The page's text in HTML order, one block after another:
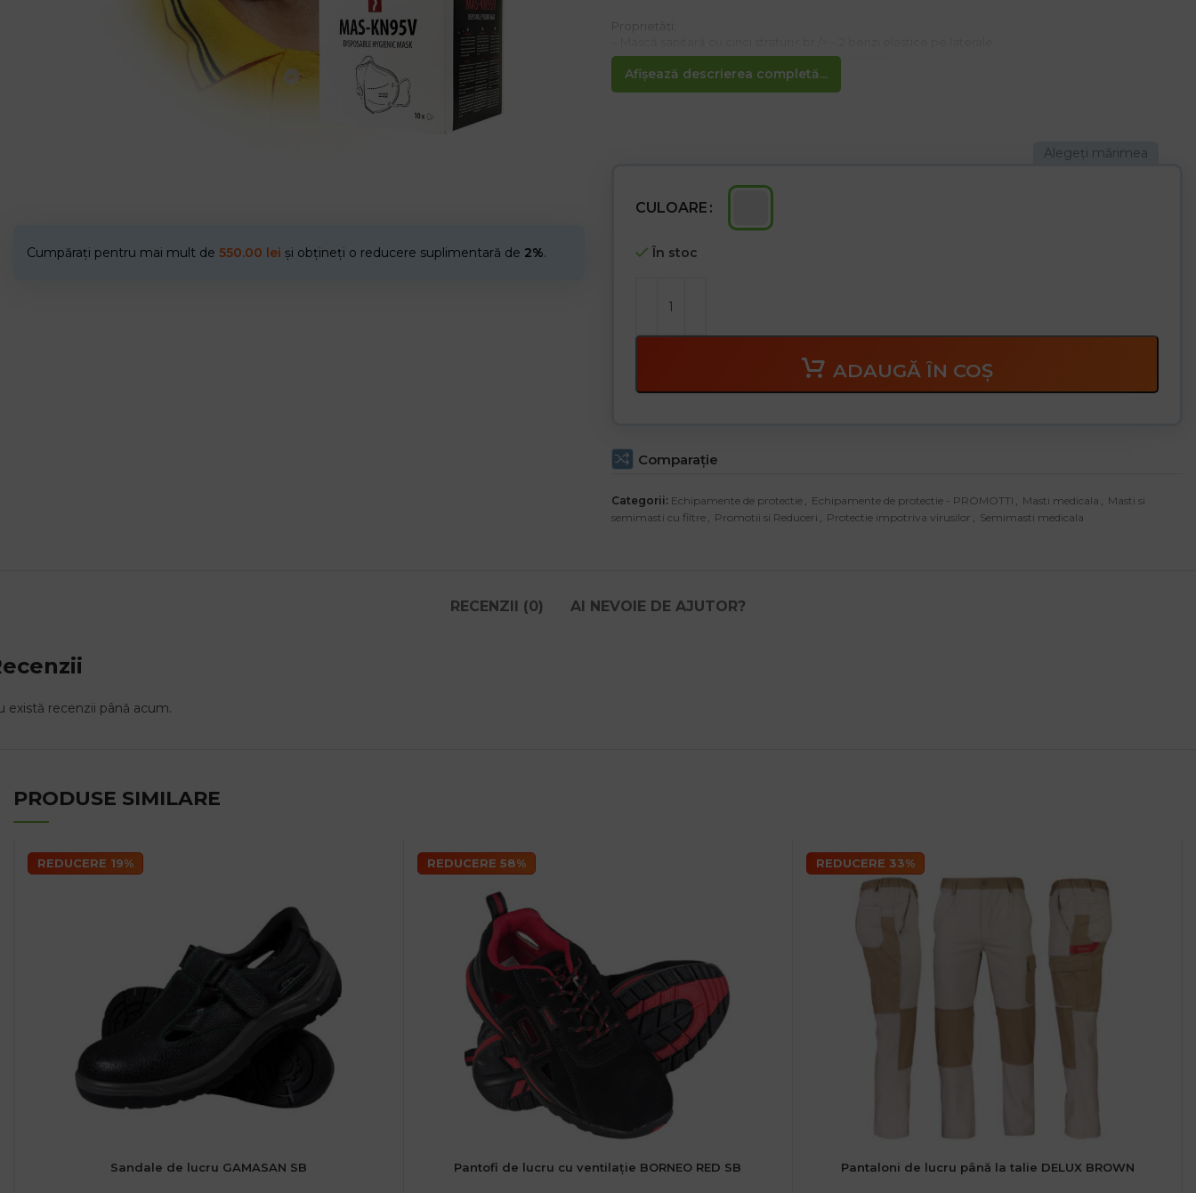
Cumpărați pentru mai mult de 550.00 lei și obțineți o reducere suplimentară de 2%.
Afișează descrierea completă...
Proprietăți:
– Cataramă metalică pe partea exterioară a nasului
Măștile nu sunt folosite pentru a proteja căile respiratorii precum aparatele respiratorii, sunt folosite
CULOARE
În stoc
ADAUGĂ ÎN COȘ
Comparaţie
Categorii: Echipamente de protectie , Echipamente de protectie - PROMOTTI , Masti medicala , Masti si
semimasti cu filtre , Promotii si Reduceri , Protectie impotriva virusilor , Semimasti medicala
RECENZII (0) AI NEVOIE DE AJUTOR?
există recenzii până acum.
PRODUSE SIMILARE
REDUCERE 19%
Sandale de lucru GAMASAN SB
REDUCERE 58%
Pantofi de lucru cu ventilație BORNEO RED SB
REDUCERE 33%
Pantaloni de lucru până la talie DELUX BROWN